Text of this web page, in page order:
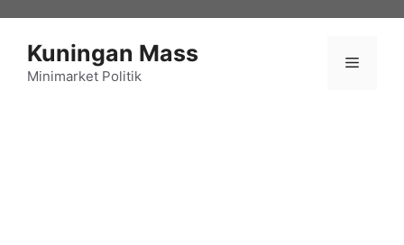
Kuningan Mass
Minimarket Politik
Menu